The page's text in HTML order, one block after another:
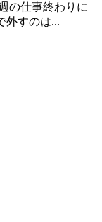
の仕事終わりに
外すのは...